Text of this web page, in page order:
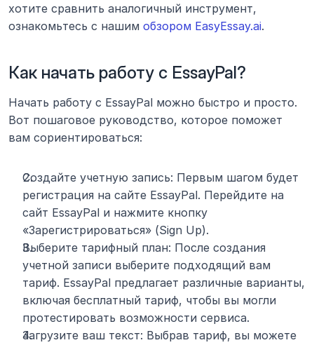
хотите сравнить аналогичный инструмент,
ознакомьтесь с нашим обзором EasyEssay.ai.
Как начать работу с EssayPal?
Начать работу с EssayPal можно быстро и просто.
Вот пошаговое руководство, которое поможет
вам сориентироваться:
Создайте учетную запись: Первым шагом будет
регистрация на сайте EssayPal. Перейдите на
сайт EssayPal и нажмите кнопку
«Зарегистрироваться» (Sign Up).
Выберите тарифный план: После создания
учетной записи выберите подходящий вам
тариф. EssayPal предлагает различные варианты,
включая бесплатный тариф, чтобы вы могли
протестировать возможности сервиса.
Загрузите ваш текст: Выбрав тариф, вы можете